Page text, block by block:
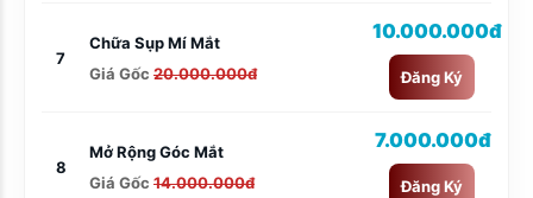
7
Chữa Sụp Mí Mắt
Giá Gốc 20.000.000đ
10.000.000đ
Đăng Ký
8
Mở Rộng Góc Mắt
Giá Gốc 14.000.000đ
7.000.000đ
Đăng Ký